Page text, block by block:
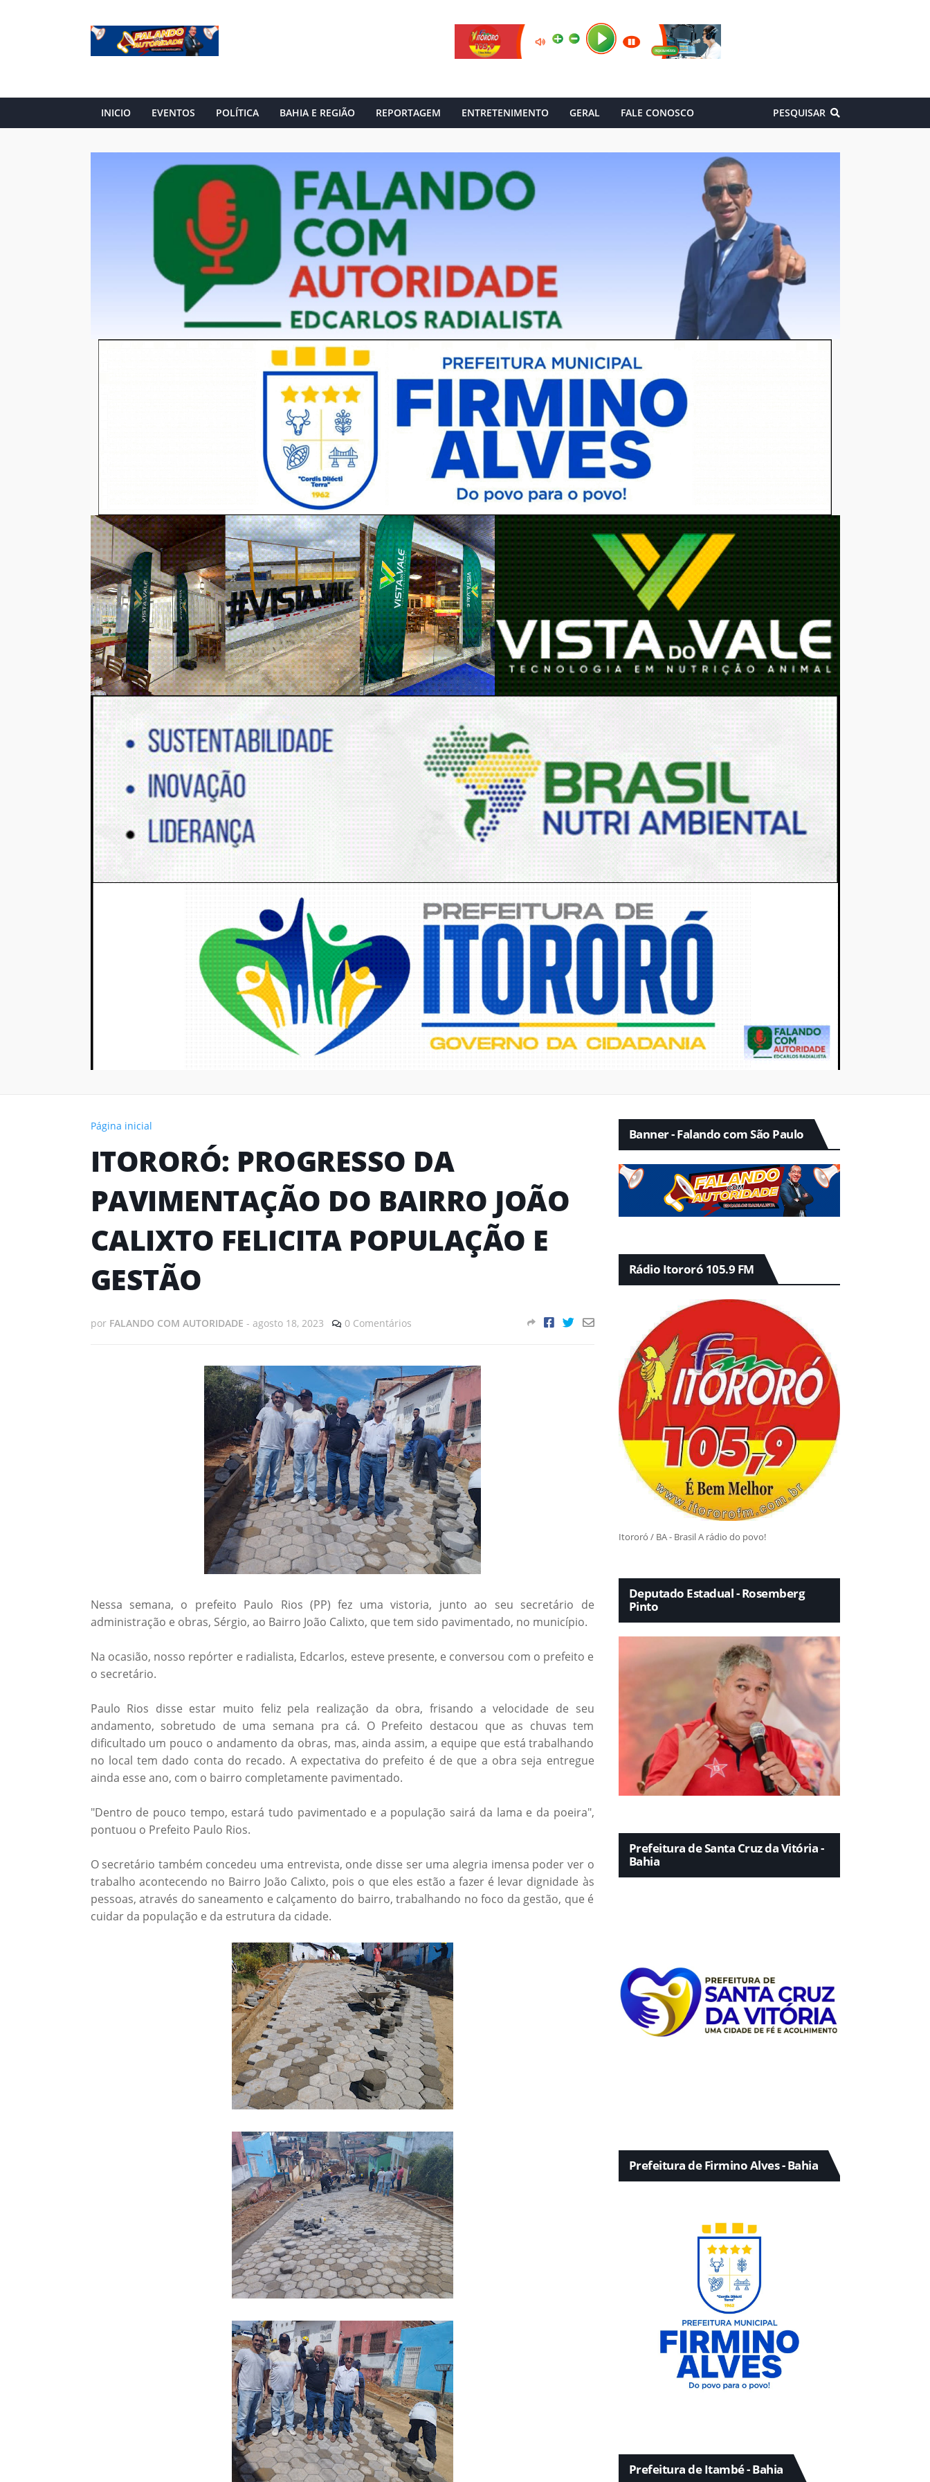
INICIO EVENTOS POLÍTICA BAHIA E REGIÃO REPORTAGEM ENTRETENIMENTO GERAL FALE CONOSCO PESQUISAR
Página inicial
ITORORÓ: PROGRESSO DA
PAVIMENTAÇÃO DO BAIRRO JOÃO
CALIXTO FELICITA POPULAÇÃO E
GESTÃO
por FALANDO COM AUTORIDADE - agosto 18, 2023 0 Comentários
Nessa semana, o prefeito Paulo Rios (PP) fez uma vistoria, junto ao seu secretário de
administração e obras, Sérgio, ao Bairro João Calixto, que tem sido pavimentado, no município.
Na ocasião, nosso repórter e radialista, Edcarlos, esteve presente, e conversou com o prefeito e
o secretário.
Paulo Rios disse estar muito feliz pela realização da obra, frisando a velocidade de seu
andamento, sobretudo de uma semana pra cá. O Prefeito destacou que as chuvas tem
dificultado um pouco o andamento da obras, mas, ainda assim, a equipe que está trabalhando
no local tem dado conta do recado. A expectativa do prefeito é de que a obra seja entregue
ainda esse ano, com o bairro completamente pavimentado.
"Dentro de pouco tempo, estará tudo pavimentado e a população sairá da lama e da poeira",
pontuou o Prefeito Paulo Rios.
O secretário também concedeu uma entrevista, onde disse ser uma alegria imensa poder ver o
trabalho acontecendo no Bairro João Calixto, pois o que eles estão a fazer é levar dignidade às
pessoas, através do saneamento e calçamento do bairro, trabalhando no foco da gestão, que é
cuidar da população e da estrutura da cidade.
Banner - Falando com São Paulo
Rádio Itororó 105.9 FM
Itororó / BA - Brasil A rádio do povo!
Deputado Estadual - Rosemberg
Pinto
Prefeitura de Santa Cruz da Vitória -
Bahia
Prefeitura de Firmino Alves - Bahia
Prefeitura de Itambé - Bahia